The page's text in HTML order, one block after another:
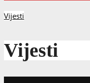
Vijesti
Vijesti